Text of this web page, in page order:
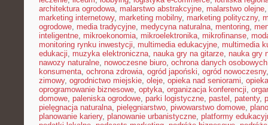
architektura ogrodowa, malarstwo abstrakcyjne, malarstwo olejne
marketing internetowy, marketing mobilny, marketing polityczny,
ogrodowe, media tradycyjne, medycyna naturalna, mentoring,
inteligentne, mikroekonomia, mikroelektronika, mikrofinanse,
monitoring rynku inwestycji, multimedia edukacyjne, multimedia
edukacji, muzyka elektroniczna, nauka gry na gitarze, nauka gry
nawozy naturalne, nowoczesne biuro, ochrona danych osobowych
konsumenta, ochrona zdrowia, ogród japoński, ogród nowoczesny
zimowy, ogrodnictwo miejskie, oleje, opieka nad seniorami,
oprogramowanie biznesowe, optyka, organizacja konferencji,
domowe, paleniska ogrodowe, parki logistyczne, pastel , patenty,
pielęgnacja naturalna, pielęgniarstwo, piwowarstwo domowe,
planowanie kariery, planowanie urbanistyczne, platformy